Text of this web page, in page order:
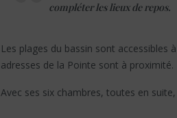
compléter les lieux de repos.
Les plages du bassin sont accessibles
adresses de la Pointe sont à proximité.
Avec ses six chambres, toutes en